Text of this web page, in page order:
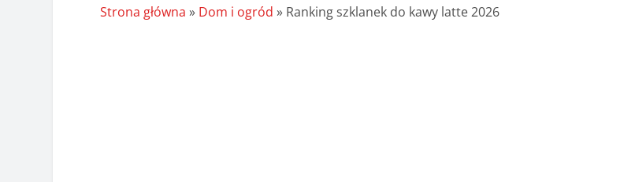
Strona główna » Dom i ogród » Ranking szklanek do kawy latte 2026